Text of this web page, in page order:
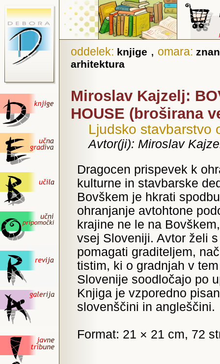
oddelek: knjige , omara:
arhitektura
Miroslav Kajzelj:
HOUSE (broširana
Ljudsko stavbarstvo
Avtor(ji): Miroslav
Dragocen prispevek k
kulturne in stavbarske
Bovškem je hkrati
ohranjanje avtohtone
krajine ne le na
vsej Sloveniji. Avtor želi
pomagati graditeljem,
tistim, ki o gradnjah v
Slovenije soodločajo po
Knjiga je vzporedno
slovenščini in angleščini.
Format: 21 × 21 cm, 72